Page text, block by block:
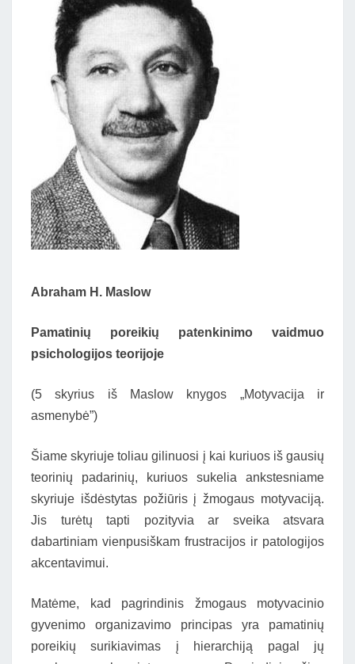
Abraham H. Maslow
Pamatinių poreikių patenkinimo vaidmuo
psichologijos teorijoje
(5 skyrius iš Maslow knygos „Motyvacija ir
asmenybė”)
Šiame skyriuje toliau gilinuosi į kai kuriuos iš gausių
teorinių padarinių, kuriuos sukelia ankstesniame
skyriuje išdėstytas požiūris į žmogaus motyvaciją.
Jis turėtų tapti pozityvia ar sveika atsvara
dabartiniam vienpusiškam frustracijos ir patologijos
akcentavimui.
Matėme, kad pagrindinis žmogaus motyvacinio
gyvenimo organizavimo principas yra pamatinių
poreikių surikiavimas į hierarchiją pagal jų